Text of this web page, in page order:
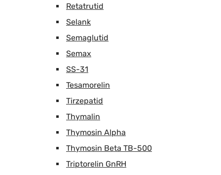
Retatrutid
Selank
Semaglutid
Semax
SS-31
Tesamorelin
Tirzepatid
Thymalin
Thymosin Alpha
Thymosin Beta TB-500
Triptorelin GnRH